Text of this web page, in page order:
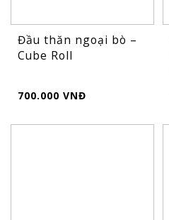
Đầu thăn ngoại bò –
Cube Roll
700.000 VNĐ